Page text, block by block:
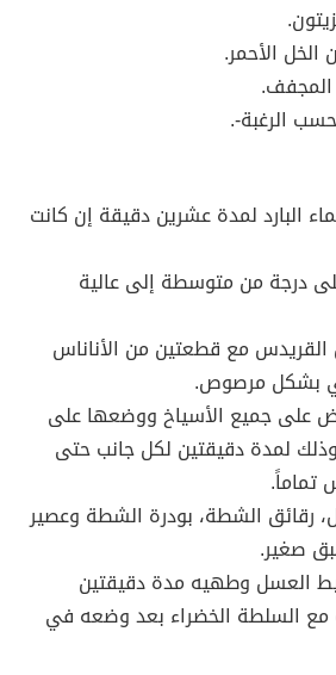
الخل الأحمر.
المجفف.
الرغبة-.
البارد لمدة عشرين دقيقة إن كانت
درجة من متوسطة إلى عالية
مع قطعتين من الأناناس
بشكل مرصوص.
على جميع الأسياخ ووضعها على
لمدة دقيقتين لكل جانب حتى
تماماً.
رقائق الشطة، بودرة الشطة وعصير
صغير.
العسل وطهيه مدة دقيقتين
مع السلطة الخضراء بعد وضعه في